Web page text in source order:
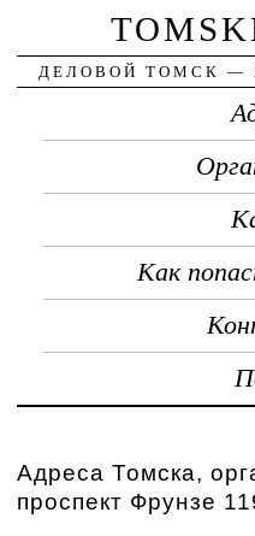
ДЕЛОВОЙ ТОМСК —
Как
Адреса Томска,
проспект Фрунзе